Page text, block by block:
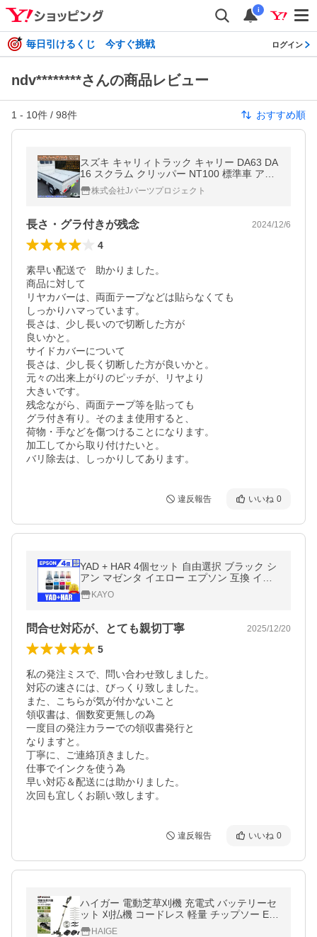
i
毎日引けるくじ 今すぐ挑戦 ログイン
ndv********さんの商品レビュー
1 - 10件 / 98件 おすすめ順
スズキ キャリィトラック キャリー DA63 DA
16 スクラム クリッパー NT100 標準車 アオ
リ あおりカバー アッパー部分 ステンレス製
縞模様
株式会社Jパーツプロジェクト
長さ・グラ付きが残念 2024/12/6
4
素早い配送で　助かりました。
商品に対して
リヤカバーは、両面テープなどは貼らなくても
しっかりハマっています。
長さは、少し長いので切断した方が
良いかと。
サイドカバーについて
長さは、少し長く切断した方が良いかと。
元々の出来上がりのピッチが、リヤより
大きいです。
残念ながら、両面テープ等を貼っても
グラ付き有り。そのまま使用すると、
荷物・手などを傷つけることになります。
加工してから取り付けたいと。
バリ除去は、しっかりしてあります。
違反報告 いいね 0
YAD + HAR 4個セット 自由選択 ブラック シ
アン マゼンタ イエロー エプソン 互換 イン
ク ボトル YAD HAR BK C M Y
KAYO
問合せ対応が、とても親切丁寧 2025/12/20
5
私の発注ミスで、問い合わせ致しました。
対応の速さには、びっくり致しました。
また、こちらが気が付かないこと
領収書は、個数変更無しの為
一度目の発注カラーでの領収書発行と
なりますと。
丁寧に、ご連絡頂きました。
仕事でインクを使う為
早い対応＆配送には助かりました。
次回も宜しくお願い致します。
違反報告 いいね 0
ハイガー 電動芝草刈機 充電式 バッテリーセ
ット 刈払機 コードレス 軽量 チップソー EP
WORKS EP-LM-GCJ21 1年保証
HAIGE